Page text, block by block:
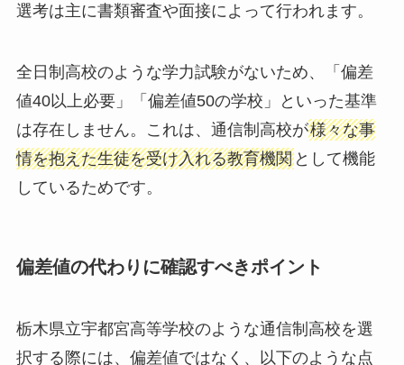
選考は主に書類審査や面接によって行われます。
全日制高校のような学力試験がないため、「偏差
値40以上必要」「偏差値50の学校」といった基準
は存在しません。これは、通信制高校が様々な事
情を抱えた生徒を受け入れる教育機関として機能
しているためです。
偏差値の代わりに確認すべきポイント
栃木県立宇都宮高等学校のような通信制高校を選
択する際には、偏差値ではなく、以下のような点